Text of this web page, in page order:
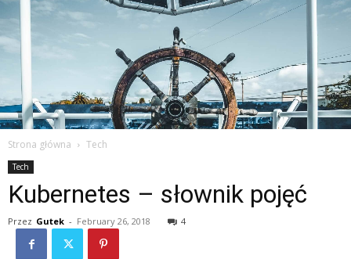
Strona główna Tech
Tech
Kubernetes – słownik pojęć
Przez Gutek - February 26, 2018 4